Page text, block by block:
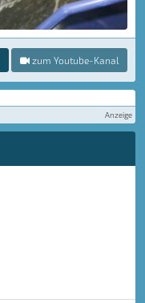
zum Youtube-Kanal
Anzeige